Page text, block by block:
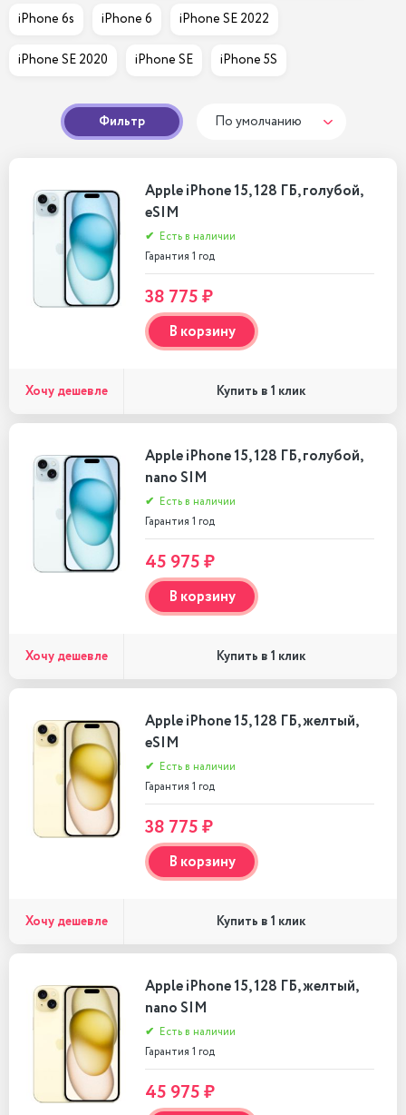
iPhone 6s iPhone 6 iPhone SE 2022
iPhone SE 2020 iPhone SE iPhone 5S
Фильтр По умолчанию
Apple iPhone 15, 128 ГБ, голубой,
eSIM
✔ Есть в наличии
Гарантия 1 год
38 775 ₽
В корзину
Хочу дешевле Купить в 1 клик
Apple iPhone 15, 128 ГБ, голубой,
nano SIM
✔ Есть в наличии
Гарантия 1 год
45 975 ₽
В корзину
Хочу дешевле Купить в 1 клик
Apple iPhone 15, 128 ГБ, желтый,
eSIM
✔ Есть в наличии
Гарантия 1 год
38 775 ₽
В корзину
Хочу дешевле Купить в 1 клик
Apple iPhone 15, 128 ГБ, желтый,
nano SIM
✔ Есть в наличии
Гарантия 1 год
45 975 ₽